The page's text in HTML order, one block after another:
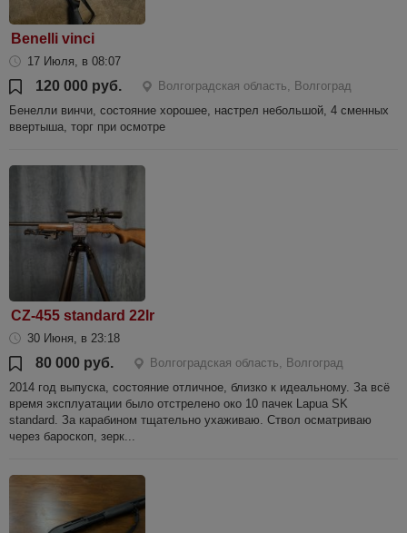
Benelli vinci
17 Июля, в 08:07
120 000 руб.
Волгоградская область, Волгоград
Бенелли винчи, состояние хорошее, настрел небольшой, 4 сменных
ввертыша, торг при осмотре
CZ-455 standard 22lr
30 Июня, в 23:18
80 000 руб.
Волгоградская область, Волгоград
2014 год выпуска, состояние отличное, близко к идеальному. За всё
время эксплуатации было отстрелено око 10 пачек Lapua SK
standard. За карабином тщательно ухаживаю. Ствол осматриваю
через бароскоп, зерк...